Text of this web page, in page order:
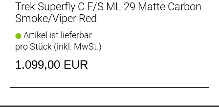
Trek Superfly C F/S ML 29 Matte Carbon
Smoke/Viper Red
Artikel ist lieferbar
pro Stück (inkl. MwSt.)
1.099,00 EUR